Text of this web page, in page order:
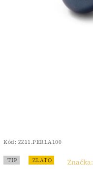
Kód: ZZ11.PERLA100
TIP ZLATO Značka: